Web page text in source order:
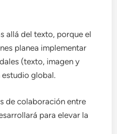
allá del texto, porque el
planea implementar
(texto, imagen y
estudio global.
de colaboración entre
para elevar la